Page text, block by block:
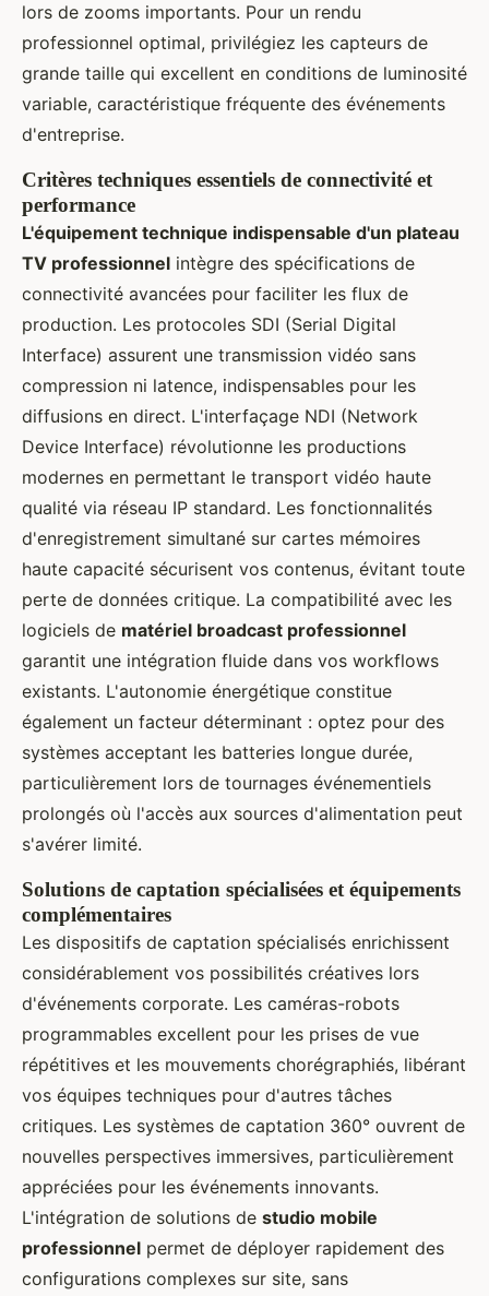
lors de zooms importants. Pour un rendu
professionnel optimal, privilégiez les capteurs de
grande taille qui excellent en conditions de luminosité
variable, caractéristique fréquente des événements
d'entreprise.
Critères techniques essentiels de connectivité et
performance
L'équipement technique indispensable d'un plateau
TV professionnel intègre des spécifications de
connectivité avancées pour faciliter les flux de
production. Les protocoles SDI (Serial Digital
Interface) assurent une transmission vidéo sans
compression ni latence, indispensables pour les
diffusions en direct. L'interfaçage NDI (Network
Device Interface) révolutionne les productions
modernes en permettant le transport vidéo haute
qualité via réseau IP standard. Les fonctionnalités
d'enregistrement simultané sur cartes mémoires
haute capacité sécurisent vos contenus, évitant toute
perte de données critique. La compatibilité avec les
logiciels de matériel broadcast professionnel
garantit une intégration fluide dans vos workflows
existants. L'autonomie énergétique constitue
également un facteur déterminant : optez pour des
systèmes acceptant les batteries longue durée,
particulièrement lors de tournages événementiels
prolongés où l'accès aux sources d'alimentation peut
s'avérer limité.
Solutions de captation spécialisées et équipements
complémentaires
Les dispositifs de captation spécialisés enrichissent
considérablement vos possibilités créatives lors
d'événements corporate. Les caméras-robots
programmables excellent pour les prises de vue
répétitives et les mouvements chorégraphiés, libérant
vos équipes techniques pour d'autres tâches
critiques. Les systèmes de captation 360° ouvrent de
nouvelles perspectives immersives, particulièrement
appréciées pour les événements innovants.
L'intégration de solutions de studio mobile
professionnel permet de déployer rapidement des
configurations complexes sur site, sans